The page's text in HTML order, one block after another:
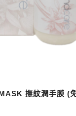
撫紋潤手膜 (